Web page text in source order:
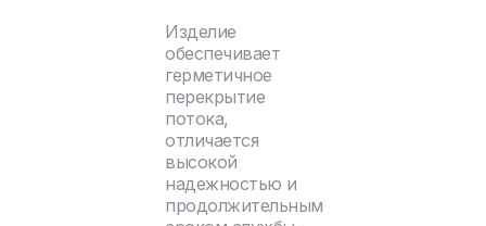
Изделие
обеспечивает
герметичное
перекрытие
потока,
отличается
высокой
надежностью и
продолжительным